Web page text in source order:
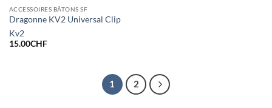
ACCESSOIRES BÂTONS SF
Dragonne KV2 Universal Clip
Kv2
15.00CHF
1 2